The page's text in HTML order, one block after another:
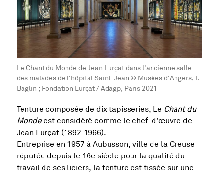
Le Chant du Monde de Jean Lurçat dans l'ancienne salle
des malades de l'hôpital Saint-Jean © Musées d'Angers, F.
Baglin ; Fondation Lurçat / Adagp, Paris 2021
Tenture composée de dix tapisseries, Le Chant du
Mondeest considéré comme le chef-d'œuvre de
Jean Lurçat (1892-1966).
Entreprise en 1957 à Aubusson, ville de la Creuse
réputée depuis le 16e siècle pour la qualité du
travail de ses liciers, la tenture est tissée sur une